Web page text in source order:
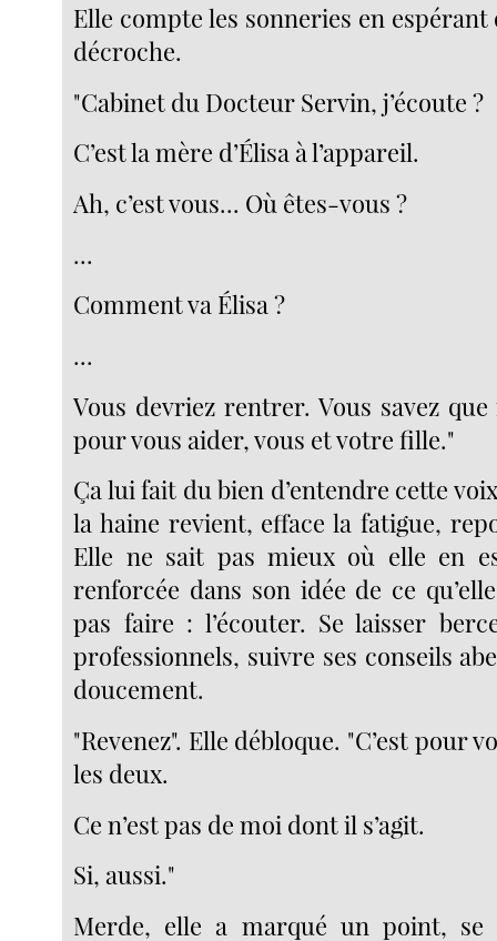
Elle compte les sonneries en
décroche.
"Cabinet du Docteur Servin, j’écoute ?
C’est la mère d’Élisa à l’appareil.
Ah, c’est vous... Où êtes-vous ?
...
Comment va Élisa ?
...
Vous devriez rentrer. Vous savez
pour vous aider, vous et votre fille."
Ça lui fait du bien d’entendre cette
la haine revient, efface la fatigue,
Elle ne sait pas mieux où elle en
renforcée dans son idée de ce
pas faire : l’écouter. Se laisser
professionnels, suivre ses conseils
doucement.
"Revenez". Elle débloque. "C’est pour
les deux.
Ce n’est pas de moi dont il s’agit.
Si, aussi."
Merde, elle a marqué un point, se